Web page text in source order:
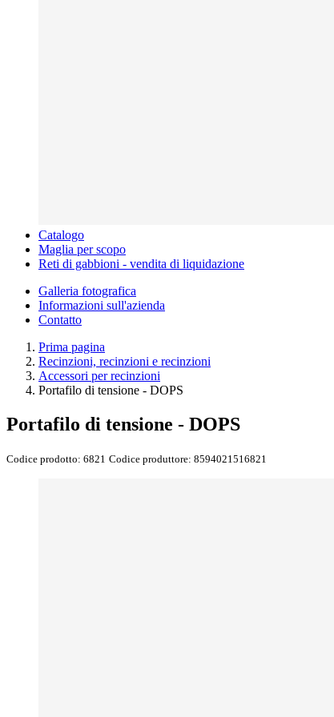
Catalogo
Maglia per scopo
Reti di gabbioni - vendita di liquidazione
Galleria fotografica
Informazioni sull'azienda
Contatto
Prima pagina
Recinzioni, recinzioni e recinzioni
Accessori per recinzioni
Portafilo di tensione - DOPS
Portafilo di tensione - DOPS
Codice prodotto: 6821 Codice produttore: 8594021516821